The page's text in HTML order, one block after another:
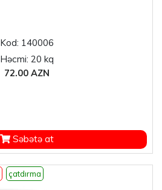
Kod: 140006
Həcmi: 20 kq
72.00 AZN
Səbətə at
çatdırma